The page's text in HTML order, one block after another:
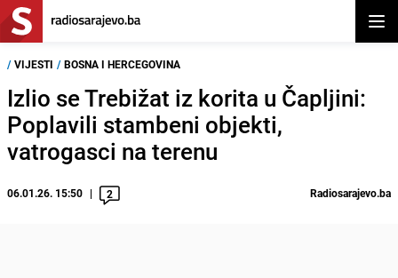
/ VIJESTI / BOSNA I HERCEGOVINA
Izlio se Trebižat iz korita u Čapljini:
Poplavili stambeni objekti,
vatrogasci na terenu
06.01.26. 15:50 2 Radiosarajevo.ba